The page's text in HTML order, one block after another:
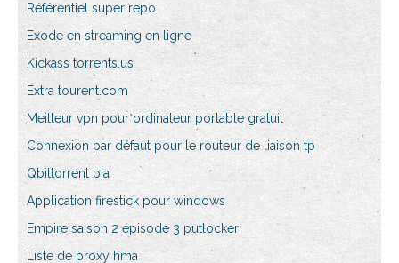
Référentiel super repo
Exode en streaming en ligne
Kickass torrents.us
Extra tourent.com
Meilleur vpn pour ordinateur portable gratuit
Connexion par défaut pour le routeur de liaison tp
Qbittorrent pia
Application firestick pour windows
Empire saison 2 épisode 3 putlocker
Liste de proxy hma